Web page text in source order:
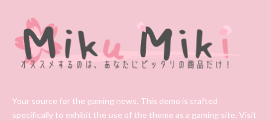
Your source for the gaming news. This demo is crafted
specifically to exhibit the use of the theme as a gaming site. Visit